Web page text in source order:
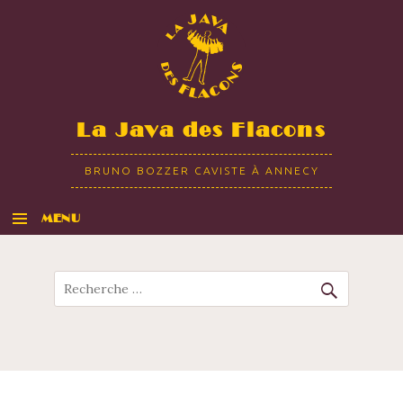
La Java des Flacons
BRUNO BOZZER CAVISTE À ANNECY
MENU
Recherche